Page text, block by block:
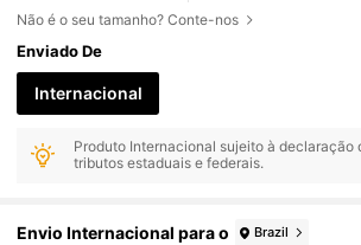
Não é o seu tamanho? Conte-nos
Enviado De
Internacional
Produto Internacional sujeito à declaração
tributos estaduais e federais.
Envio Internacional para o Brazil